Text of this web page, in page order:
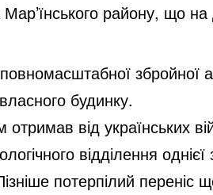
району, що на
збройної
будинку.
від українських
відділення
потерпілий переніс